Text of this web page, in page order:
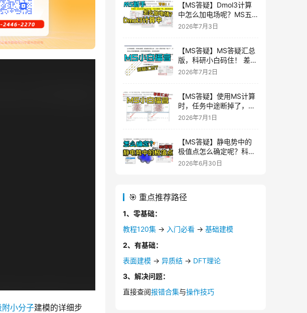
小分子建模的详细步
【MS答疑】Dmol3计算
中怎么加电场呢？MS五
大基本问题的操作步骤来
算 量子化学|MS杨站长
2026年7月3日
【MS答疑】MS答疑汇总
版，科研小白码住！ 差分
电荷密度，怎么设置2D的
学|MS杨站长
2026年7月2日
【MS答疑】使用MS计算
时，任务中途断掉了，怎
样进行续算呢？答疑汇总
算 量子化学|MS杨站长
2026年7月1日
【MS答疑】静电势中的
极值点怎么确定呢？科研
小白码住！Materials
2026年6月30日
🎯 重点推荐路径
1、零基础：
教程120集 → 入门必看 → 基础建模
2、有基础：
表面建模 → 异质结 → DFT理论
3、解决问题：
直接查阅报错合集与操作技巧